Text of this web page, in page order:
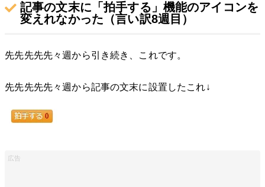
記事の文末に「拍手する」機能のアイコンを
変えれなかった（言い訳8週目）
先先先先先々週から引き続き、これです。
先先先先先々週から記事の文末に設置したこれ↓